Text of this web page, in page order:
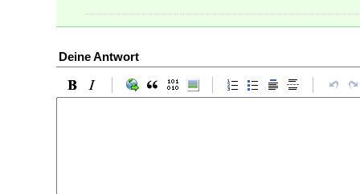
Deine Antwort